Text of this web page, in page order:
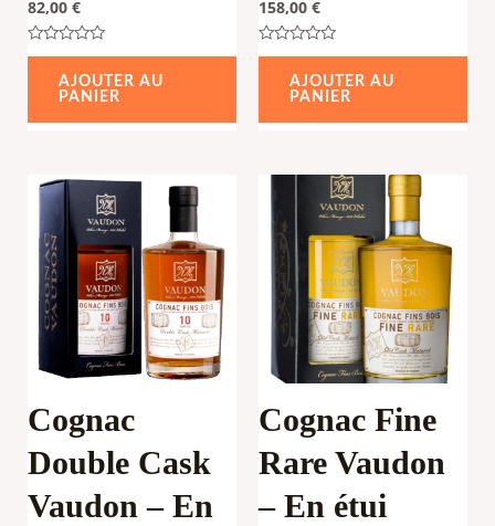
82,00 €
Note
AJOUTER AU
PANIER
158,00 €
Note
AJOUTER AU
PANIER
Cognac
Double Cask
Vaudon – En
Cognac Fine
Rare Vaudon
– En étui